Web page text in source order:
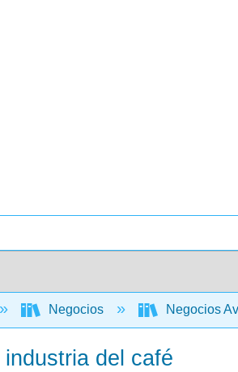
Negocios Negocios
del café